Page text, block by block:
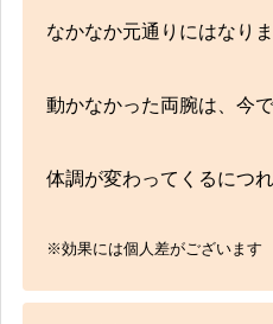
なかなか元通りにはなり
動かなかった両腕は、今
体調が変わってくるにつ
※効果には個人差がございます